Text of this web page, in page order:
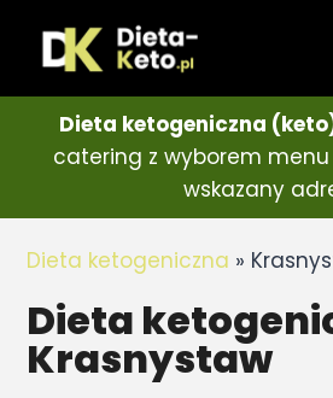
Dieta ketogeniczna
catering z wyborem
wskazany
Dieta ketogeniczna »
Dieta
Krasnystaw